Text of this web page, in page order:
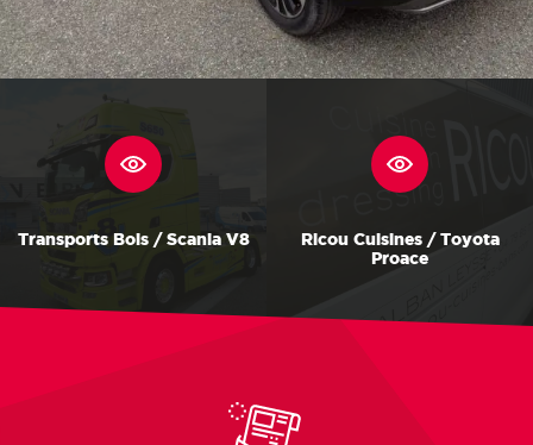
Transports Bois / Scania V8
Ricou Cuisines / Toyota
Proace